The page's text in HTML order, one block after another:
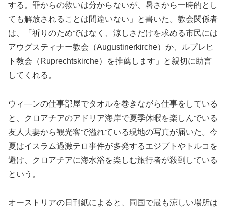
する。罪からの救いは分からないが、暑さから一時的とし
ても解放されることは間違いない」と書いた。教会関係者
は、「祈りのためではなく、涼しさだけを求める市民には
アウグスティナー教会（Augustinerkirche）か、ルプレヒ
ト教会（Ruprechtskirche）を推薦します」と親切に助言
してくれる。
ウィ―ンの仕事部屋でタオルを巻きながら仕事をしている
と、クロアチアのアドリア海岸で夏季休暇を楽しんでいる
友人夫妻から観光客で溢れている現地の写真が届いた。今
夏はイスラム過激テロ事件が多発するエジプトやトルコを
避け、クロアチアに海水浴を楽しむ旅行者が殺到している
という。
オーストリアの日刊紙によると、同国で最も涼しい場所は